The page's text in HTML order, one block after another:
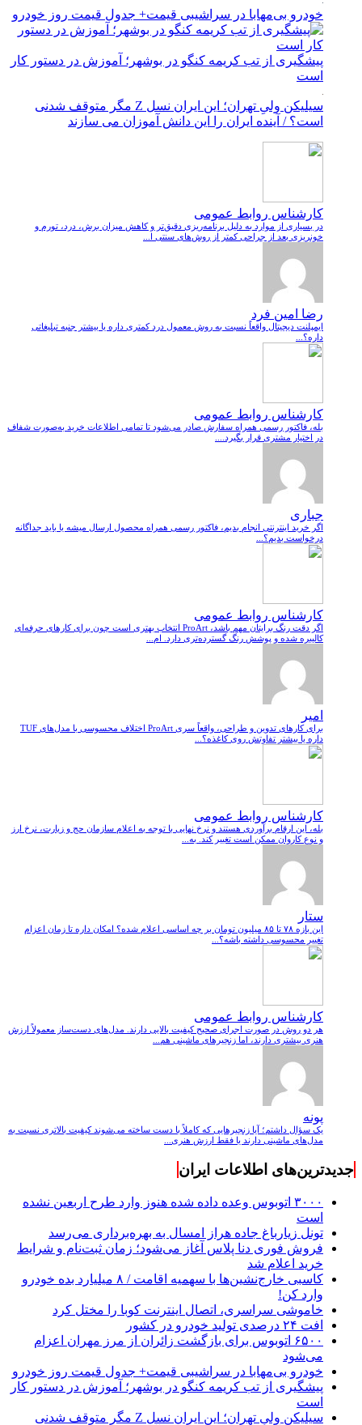
خودرو بی‌مهابا در سراشیبی قیمت+ جدول قیمت روز خودرو
پیشگیری از تب کریمه کنگو در بوشهر؛ آموزش در دستور کار
است
سیلیکن ولیِ تهران؛ این ایران نسل Z مگر متوقف شدنی
است؟ / آینده ایران را این دانش آموزان می سازند
کارشناس روابط عمومی
در بسیاری از موارد به دلیل برنامه‌ریزی دقیق‌تر و کاهش میزان برش، درد، تورم و
خونریزی بعد از جراحی کمتر از روش‌های سنتی ا...
رضا امین فرد
ایمپلنت دیجیتال واقعاً نسبت به روش معمول درد کمتری داره یا بیشتر جنبه تبلیغاتی
داره؟...
کارشناس روابط عمومی
بله، فاکتور رسمی همراه سفارش صادر می‌شود تا تمامی اطلاعات خرید به‌صورت شفاف
در اختیار مشتری قرار بگیرد....
جباری
اگر خرید اینترنتی انجام بدیم، فاکتور رسمی همراه محصول ارسال میشه یا باید جداگانه
درخواست بدیم؟...
کارشناس روابط عمومی
اگر دقت رنگ برایتان مهم باشد، ProArt انتخاب بهتری است چون برای کارهای حرفه‌ای
کالیبره شده و پوشش رنگ گسترده‌تری دارد. ام...
امیر
برای کارهای تدوین و طراحی، واقعاً سری ProArt اختلاف محسوسی با مدل‌های TUF
داره یا بیشتر تفاوتش روی کاغذه؟...
کارشناس روابط عمومی
بله، این ارقام برآوردی هستند و نرخ نهایی با توجه به اعلام سازمان حج و زیارت، نرخ ارز
و نوع کاروان ممکن است تغییر کند. به...
ستار
این بازه ۷۸ تا ۸۵ میلیون تومان بر چه اساسی اعلام شده؟ امکان داره تا زمان اعزام
تغییر محسوسی داشته باشه؟...
کارشناس روابط عمومی
هر دو روش در صورت اجرای صحیح کیفیت بالایی دارند. مدل‌های دست‌ساز معمولاً ارزش
هنری بیشتری دارند، اما زنجیرهای ماشینی هم...
پونه
یک سؤال داشتم؛ آیا زنجیرهایی که کاملاً با دست ساخته می‌شوند کیفیت بالاتری نسبت به
مدل‌های ماشینی دارند یا فقط ارزش هنری...
جدیدترین‌های اطلاعات ایران
۳۰۰۰ اتوبوس وعده داده شده هنوز وارد طرح اربعین نشده
است
تونل زیارباغ جاده هراز امسال به بهره‌برداری می‌رسد
فروش فوری دنا پلاس آغاز می‌شود؛ زمان ثبت‌نام و شرایط
خرید اعلام شد
کاسبی خارج‌نشین‌ها با سهمیه اقامت / ۸ میلیارد بده خودرو
وارد کن!
خاموشی سراسری، اتصال اینترنت کوبا را مختل کرد
افت ۲۴ درصدی تولید خودرو در کشور
۶۵۰۰ اتوبوس برای بازگشت زائران از مرز مهران اعزام
می‌شود
خودرو بی‌مهابا در سراشیبی قیمت+ جدول قیمت روز خودرو
پیشگیری از تب کریمه کنگو در بوشهر؛ آموزش در دستور کار
است
سیلیکن ولیِ تهران؛ این ایران نسل Z مگر متوقف شدنی